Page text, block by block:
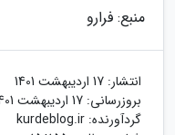
منبع: فرارو
انتشار: 17 اردیبهشت 1401
بروزرسانی: 17 اردیبهشت 1401
گردآورنده: kurdeblog.ir